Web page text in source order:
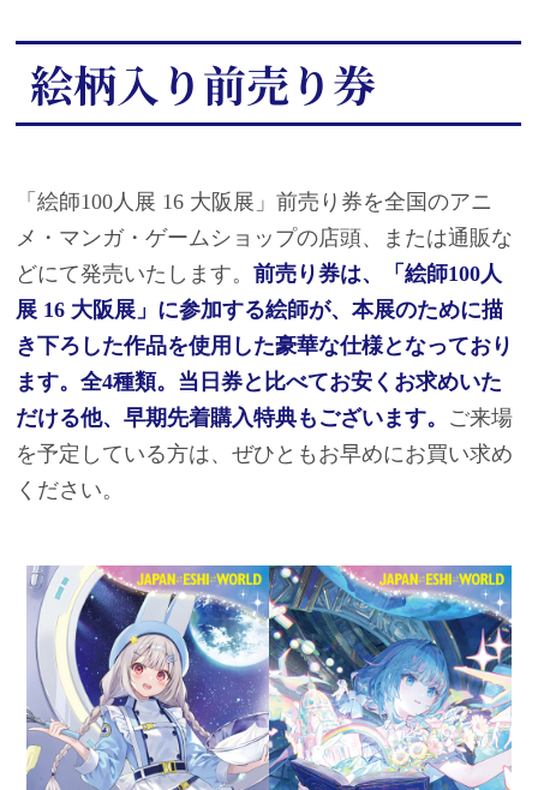
絵柄入り前売り券
「絵師100人展 16 大阪展」前売り券を全国のアニ
メ・マンガ・ゲームショップの店頭、または通販な
どにて発売いたします。前売り券は、「絵師100人
展 16 大阪展」に参加する絵師が、本展のために描
き下ろした作品を使用した豪華な仕様となっており
ます。全4種類。当日券と比べてお安くお求めいた
だける他、早期先着購入特典もございます。 ご来場
を予定している方は、ぜひともお早めにお買い求め
ください。